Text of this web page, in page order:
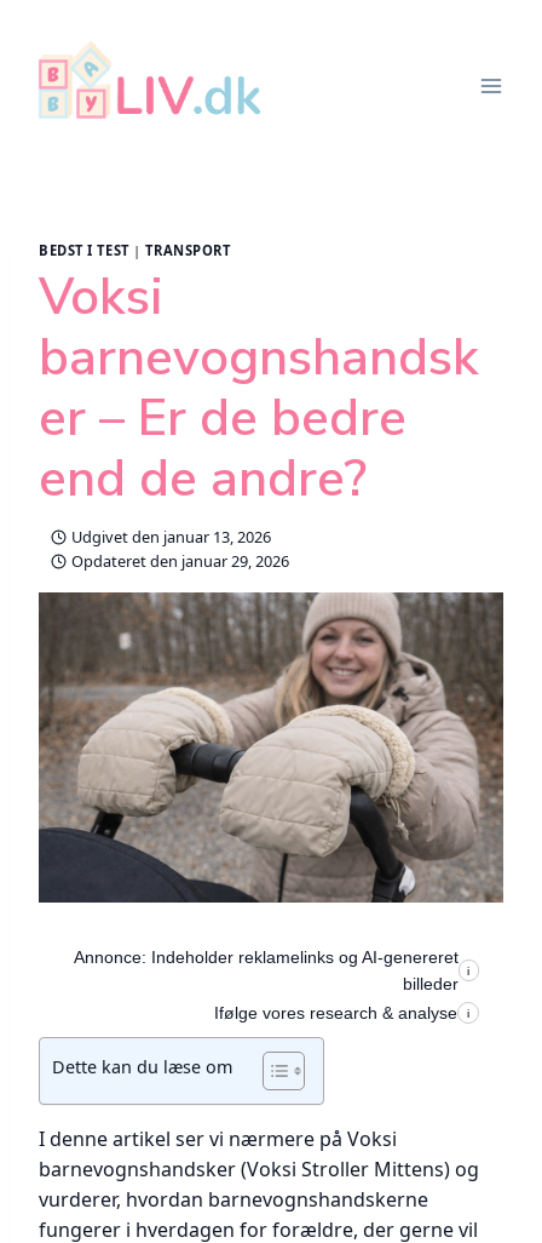
indhold
BEDST I TEST|TRANSPORT
Voksi
barnevognshandsk
er – Er de bedre
end de andre?
Udgivet den januar 13, 2026
Opdateret den januar 29, 2026
Annonce: Indeholder reklamelinks og AI-genereret
billeder
i
Ifølge vores research & analyse i
Dette kan du læse om
I denne artikel ser vi nærmere på Voksi
barnevognshandsker (Voksi Stroller Mittens) og
vurderer, hvordan barnevognshandskerne
fungerer i hverdagen for forældre, der gerne vil